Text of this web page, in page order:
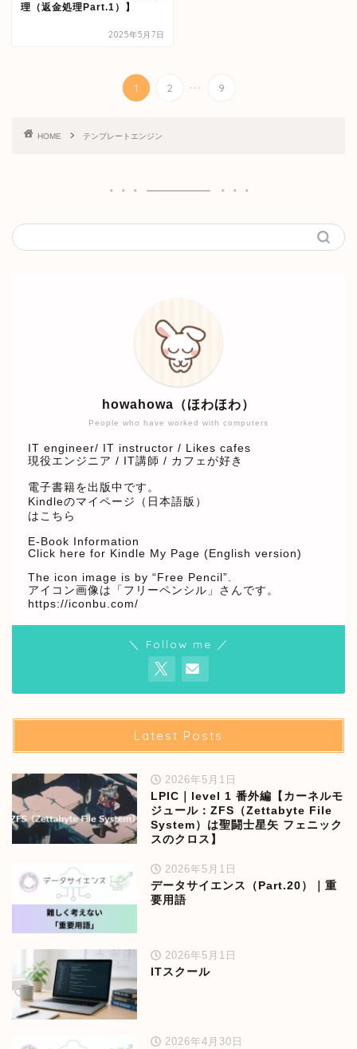
理（返金処理Part.1）】
2025年5月7日
1 2 ... 9
HOME テンプレートエンジン
People who have worked with computers
howahowa（ほわほわ）
IT engineer/ IT instructor / Likes cafes
現役エンジニア / IT講師 / カフェが好き
電子書籍を出版中です。
Kindleのマイページ（日本語版）
はこちら
E-Book Information
Click here for Kindle My Page (English version)
The icon image is by “Free Pencil”.
アイコン画像は「フリーペンシル」さんです。
https://iconbu.com/
＼ Follow me ／
Latest Posts
2026年5月1日
LPIC｜level 1 番外編【カーネルモ
ジュール：ZFS（Zettabyte File
System）は聖闘士星矢 フェニック
スのクロス】
2026年5月1日
データサイエンス（Part.20）｜重
要用語
2026年5月1日
ITスクール
2026年4月30日